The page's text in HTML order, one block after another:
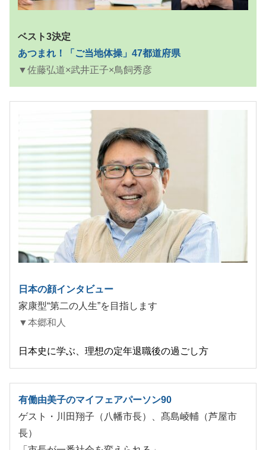
ベスト3決定
あつまれ！「ご当地体操」47都道府県
▼佐藤弘道×武井正子×鳥飼秀彦
日本の顔インタビュー
家康型“第二の人生”を目指します
▼本郷和人
日本史に学ぶ、理想の定年退職後の過ごし方
有働由美子のマイフェアパーソン90
ゲスト・川田翔子（八幡市長）、髙島崚輔（芦屋市
長）